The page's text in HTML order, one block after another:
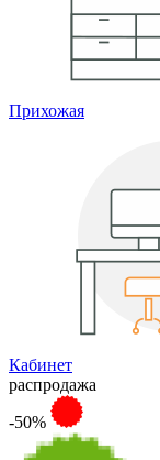
Прихожая
Кабинет
распродажа
-50%